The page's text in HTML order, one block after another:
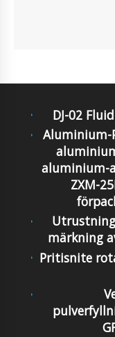
DJ-02
Aluminium-
aluminium-
ZXM-
märkning
Pritisnite